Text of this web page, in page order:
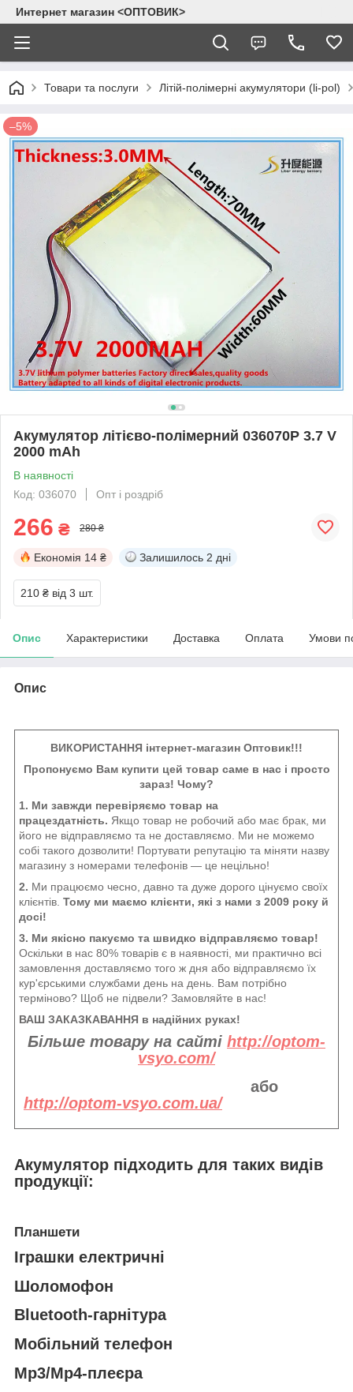
Интернет магазин <ОПТОВИК>
Товари та послуги Літій-полімерні акумулятори (li-pol)
–5%
Акумулятор літієво-полімерний 036070P 3.7 V
2000 mAh
В наявності
Код: 036070
Опт і роздріб
266 ₴ 280 ₴
Економія 14 ₴ Залишилось 2 дні
210 ₴ від 3 шт.
Опис Характеристики Доставка Оплата Умови
Опис
ВИКОРИСТАННЯ інтернет-магазин Оптовик!!!
Пропонуємо Вам купити цей товар саме в нас і просто
зараз! Чому?
1. Ми завжди перевіряємо товар на
працездатність. Якщо товар не робочий або має брак, ми
його не відправляємо та не доставляємо. Ми не можемо
собі такого дозволити! Портувати репутацію та міняти назву
магазину з номерами телефонів — це нецільно!
2. Ми працюємо чесно, давно та дуже дорого цінуємо своїх
клієнтів. Тому ми маємо клієнти, які з нами з 2009 року й
досі!
3. Ми якісно пакуємо та швидко відправляємо товар!
Оскільки в нас 80% товарів є в наявності, ми практично всі
замовлення доставляємо того ж дня або відправляємо їх
кур'єрськими службами день на день. Вам потрібно
терміново? Щоб не підвели? Замовляйте в нас!
ВАШ ЗАКАЗКАВАННЯ в надійних руках!
Більше товару на сайті http://optom-
vsyo.com/
або
http://optom-vsyo.com.ua/
Акумулятор підходить для таких видів
продукції:
Планшети
Іграшки електричні
Шоломофон
Bluetooth-гарнітура
Мобільний телефон
Mp3/Mp4-плеєра